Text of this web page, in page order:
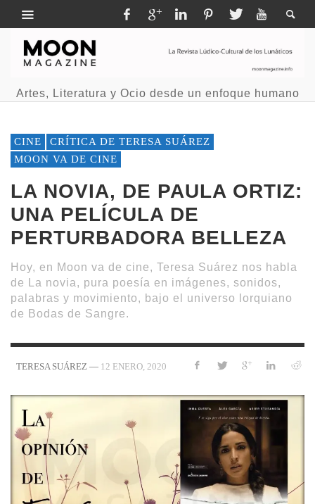
Artes, Literatura y Ocio desde un enfoque humano
CINE
CRÍTICA DE TERESA SUÁREZ
MOON VA DE CINE
LA NOVIA, DE PAULA ORTIZ:
UNA PELÍCULA DE
PERTURBADORA BELLEZA
Hoy, en Moon va de cine, Teresa Suárez nos habla
de La novia, pura poesía en imágenes, sonidos,
palabras y movimiento, bajo el universo lorquiano
de Bodas de Sangre.
TERESA SUÁREZ — 12 ENERO, 2020